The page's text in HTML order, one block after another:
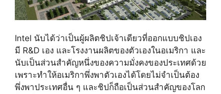
Intel นับได้ว่าเป็นผู้ผลิตชิปเจ้าเดียวที่ออกแบบชิปเอง
มี R&D เอง และโรงงานผลิตของตัวเองในอเมริกา และ
นับเป็นส่วนสำคัญหนึ่งของความมั่งคงของประเทศด้วย
เพราะทำให้อเมริกาพึ่งพาตัวเองได้โดยไม่จำเป็นต้อง
พึ่งพาประเทศอื่น ๆ และชิปก็ถือเป็นส่วนสำคัญของโลก